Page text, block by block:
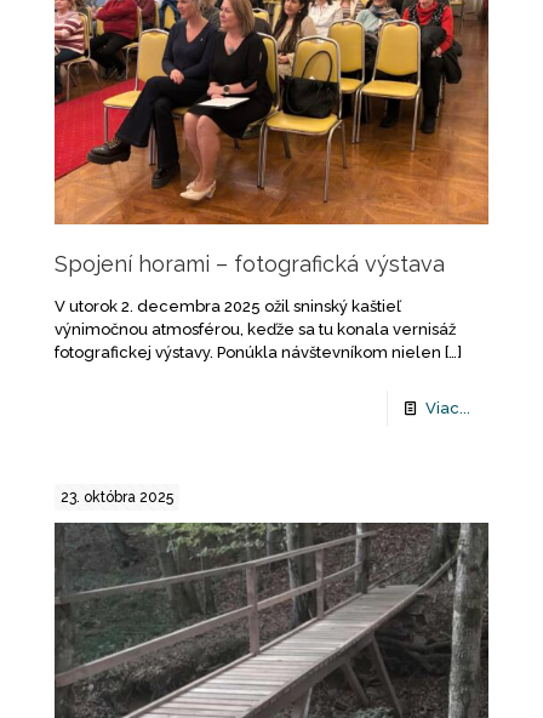
Spojení horami – fotografická výstava
V utorok 2. decembra 2025 ožil sninský kaštieľ
výnimočnou atmosférou, keďže sa tu konala vernisáž
fotografickej výstavy. Ponúkla návštevníkom nielen […]
Viac...
23. októbra 2025